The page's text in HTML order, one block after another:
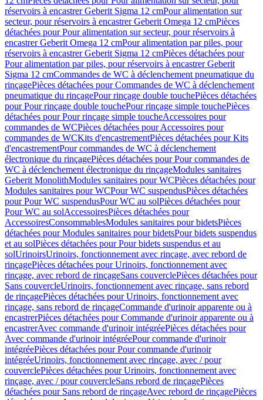
réservoirs à encastrer Geberit Sigma 12 cmPour alimentation sur
secteur, pour réservoirs à encastrer Geberit Omega 12 cmPièces
détachées pour Pour alimentation sur secteur, pour réservoirs à
encastrer Geberit Omega 12 cmPour alimentation par piles, pour
réservoirs à encastrer Geberit Sigma 12 cmPièces détachées pour
Pour alimentation par piles, pour réservoirs à encastrer Geberit
Sigma 12 cmCommandes de WC à déclenchement pneumatique du
rinçagePièces détachées pour Commandes de WC à déclenchement
pneumatique du rinçagePour rinçage double touchePièces détachées
pour Pour rinçage double touchePour rinçage simple touchePièces
détachées pour Pour rinçage simple toucheAccessoires pour
commandes de WCPièces détachées pour Accessoires pour
commandes de WCKits d'encastrementPièces détachées pour Kits
d'encastrementPour commandes de WC à déclenchement
électronique du rinçagePièces détachées pour Pour commandes de
WC à déclenchement électronique du rinçageModules sanitaires
Geberit MonolithModules sanitaires pour WCPièces détachées pour
Modules sanitaires pour WCPour WC suspendusPièces détachées
pour Pour WC suspendusPour WC au solPièces détachées pour
Pour WC au solAccessoiresPièces détachées pour
AccessoiresConsommablesModules sanitaires pour bidetsPièces
détachées pour Modules sanitaires pour bidetsPour bidets suspendus
et au solPièces détachées pour Pour bidets suspendus et au
solUrinoirsUrinoirs, fonctionnement avec rinçage, avec rebord de
rinçagePièces détachées pour Urinoirs, fonctionnement avec
rinçage, avec rebord de rinçageSans couverclePièces détachées pour
Sans couvercleUrinoirs, fonctionnement avec rinçage, sans rebord
de rinçagePièces détachées pour Urinoirs, fonctionnement avec
rinçage, sans rebord de rinçageCommande d'urinoir apparente ou à
encastrerPièces détachées pour Commande d'urinoir apparente ou à
encastrerAvec commande d'urinoir intégréePièces détachées pour
Avec commande d'urinoir intégréePour commande d'urinoir
intégréePièces détachées pour Pour commande d'urinoir
intégréeUrinoirs, fonctionnement avec rinçage, avec / pour
couverclePièces détachées pour Urinoirs, fonctionnement avec
rinçage, avec / pour couvercleSans rebord de rinçagePièces
détachées pour Sans rebord de rinçageAvec rebord de rinçagePièces